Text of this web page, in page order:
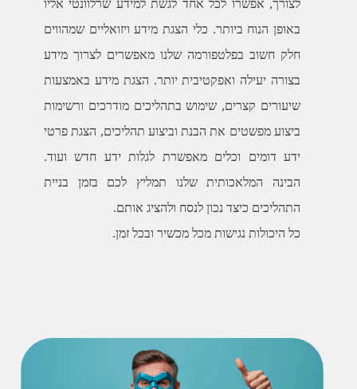
לצורך, אפשרו לכל אחד לגשת למידע שרלוונטי אליו
באופן הנוח ביותר. כלי הצגת מידע ויזואליים שמהווים
חלק חשוב בפלטפורמה שלנו מאפשרים לצרוך מידע
בצורה יעילה ואפקטיבית יותר. הצגת מידע באמצעות
שיעורים קצרים, שימוש בתהליכים מודרכים ורשימות
ביצוע מפשטים את הבנת וביצוע תהליכים, הצגת פרטי
ידע דומים וכלים מאפשרת לגלות ידע חדש ועוד.
הבינה המלאכותית שלנו תמליץ לכם בזמן בניית
התהליכים כיצד נכון לנסח ולהציג אותם.
כל היכולות נגישות מכל מכשיר ובכל זמן.